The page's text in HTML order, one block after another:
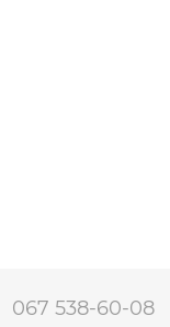
067 538-60-08